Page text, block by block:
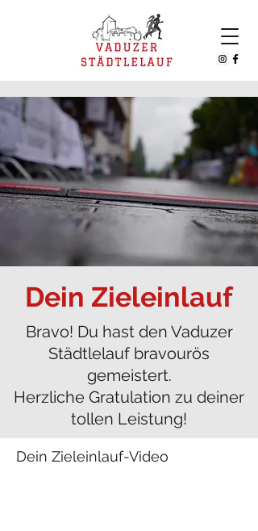
Dein Zieleinlauf
Bravo! Du hast den Vaduzer
Städtlelauf bravourös
gemeistert.
Herzliche Gratulation zu deiner
tollen Leistung!
Dein Zieleinlauf-Video